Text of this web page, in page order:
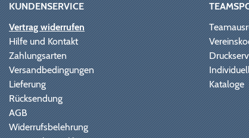
KUNDENSERVICE
Vertrag widerrufen
Hilfe und Kontakt
Zahlungsarten
Versandbedingungen
Lieferung
Rücksendung
AGB
Widerrufsbelehrung
Kataloge